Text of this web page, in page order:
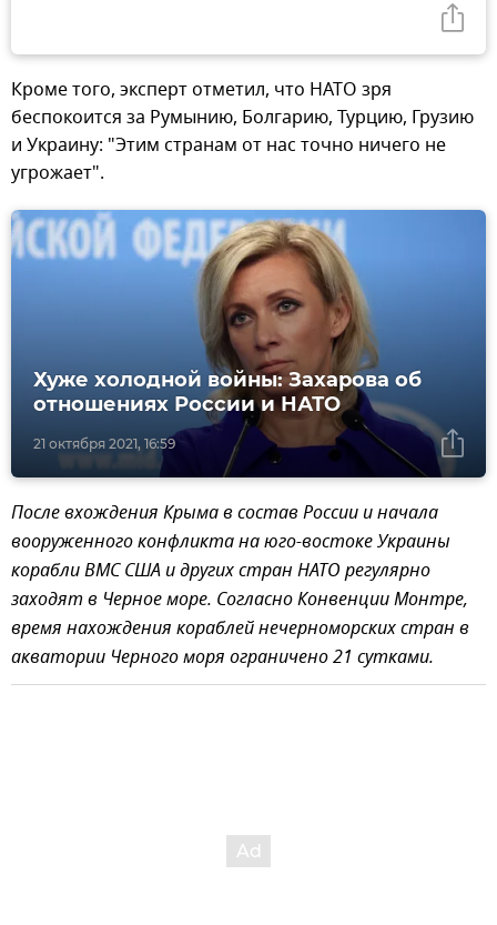
Кроме того, эксперт отметил, что НАТО зря
беспокоится за Румынию, Болгарию, Турцию, Грузию
и Украину: "Этим странам от нас точно ничего не
угрожает".
21 октября 2021, 16:59
Хуже холодной войны: Захарова об
отношениях России и НАТО
После вхождения Крыма в состав России и начала
вооруженного конфликта на юго-востоке Украины
корабли ВМС США и других стран НАТО регулярно
заходят в Черное море. Согласно Конвенции Монтре,
время нахождения кораблей нечерноморских стран в
акватории Черного моря ограничено 21 сутками.